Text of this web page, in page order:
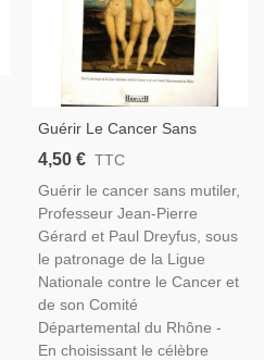
Guérir Le Cancer Sans
Mutiler, J.P. Gérard Paul
Dreyfus, Ligue Nationale
Contre Le Cancer, 1995 -
Lutte Contre Le Cancer,
4,50 € TTC
Guérir le cancer sans mutiler,
Professeur Jean-Pierre
Gérard et Paul Dreyfus, sous
le patronage de la Ligue
Nationale contre le Cancer et
de son Comité
Départemental du Rhône -
En choisissant le célèbre